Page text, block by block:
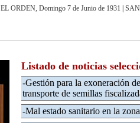
EL ORDEN, Domingo 7 de Junio de 1931
Listado de noticias
-Gestión para la exoneración
transporte de semillas
-Mal estado sanitario en la